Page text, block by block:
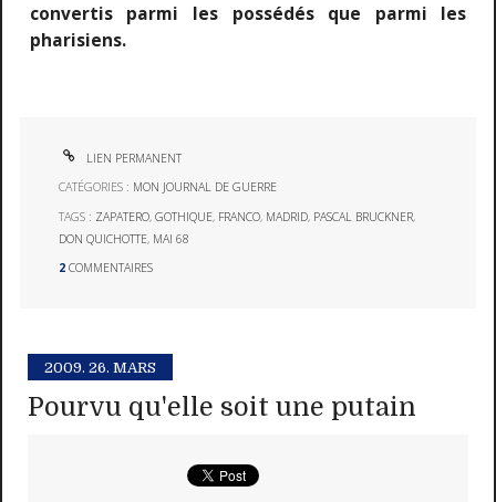
convertis parmi les possédés que parmi les
pharisiens.
LIEN PERMANENT
CATÉGORIES : MON JOURNAL DE GUERRE
TAGS : ZAPATERO,GOTHIQUE, FRANCO, MADRID, PASCAL BRUCKNER,
DON QUICHOTTE, MAI 68
2 COMMENTAIRES
2009. 26. MARS
Pourvu qu'elle soit une putain